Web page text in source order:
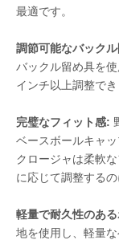
最適です。
調節可能なバックル
バックル留め具を
インチ以上調整でき
完璧なフィット感:
ベースボールキャ
クロージャは柔軟
に応じて調整するの
軽量で耐久性のあ
地を使用し、軽量